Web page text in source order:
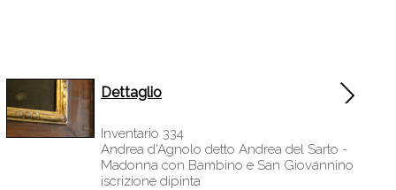
Dettaglio
Inventario 334
Andrea d'Agnolo detto Andrea del Sarto -
Madonna con Bambino e San Giovannino
iscrizione dipinta